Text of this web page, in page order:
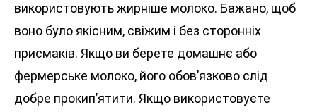
використовують жирніше молоко. Бажано, щоб
воно було якісним, свіжим і без сторонніх
присмаків. Якщо ви берете домашнє або
фермерське молоко, його обов’язково слід
добре прокип’ятити. Якщо використовуєте